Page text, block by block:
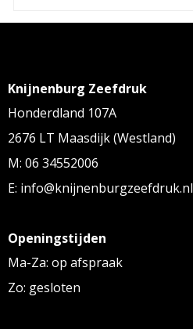
Knijnenburg Zeefdruk
Honderdland 107A
2676 LT Maasdijk (Westland)
M: 06 34552006
E: info@knijnenburgzeefdruk.nl
Openingstijden
Ma-Za: op afspraak
Zo: gesloten